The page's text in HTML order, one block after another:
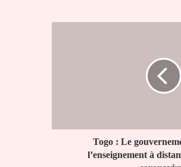
distance
Togo : Le
l’enseignement à